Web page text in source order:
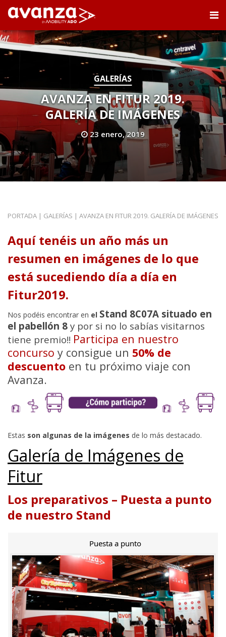
GALERÍAS
AVANZA EN FITUR 2019.
GALERÍA DE IMÁGENES
23 enero, 2019
PORTADA | GALERÍAS | AVANZA EN FITUR 2019. GALERÍA DE IMÁGENES
Aquí tenéis un año más un
resumen en imágenes de lo que
está sucediendo día a día en
Fitur2019.
Nos podéis encontrar en el Stand 8C07A situado en
el pabellón 8 y por si no lo sabías visitarnos
tiene premio!! Participa en nuestro
concurso y consigue un 50% de
descuento en tu próximo viaje con
Avanza.
Estas son algunas de la imágenes de lo más destacado.
Galería de Imágenes de
Fitur
Los preparativos – Puesta a punto
de nuestro Stand
Puesta a punto